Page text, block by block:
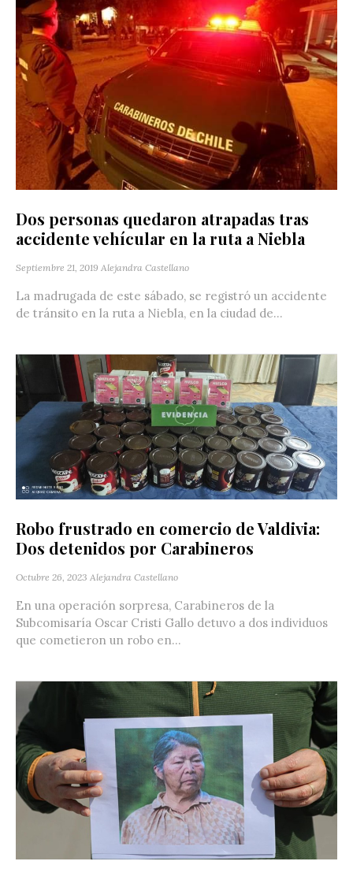
Dos personas quedaron atrapadas tras
accidente vehícular en la ruta a Niebla
Septiembre 21, 2019 Alejandra Castellano
La madrugada de este sábado, se registró un accidente
de tránsito en la ruta a Niebla, en la ciudad de...
Robo frustrado en comercio de Valdivia:
Dos detenidos por Carabineros
Octubre 26, 2023 Alejandra Castellano
En una operación sorpresa, Carabineros de la
Subcomisaría Oscar Cristi Gallo detuvo a dos individuos
que cometieron un robo en...